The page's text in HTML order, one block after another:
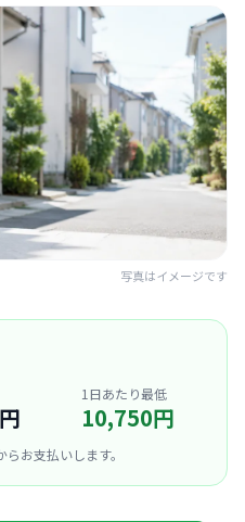
写真はイメージです
1日あたり最低
10,750円
お支払いします。